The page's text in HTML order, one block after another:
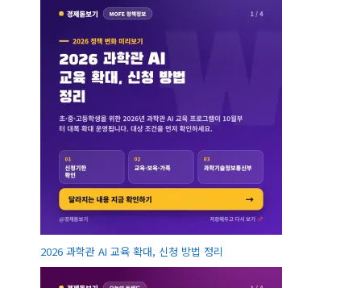
2026 과학관 AI 교육 확대, 신청 방법 정리